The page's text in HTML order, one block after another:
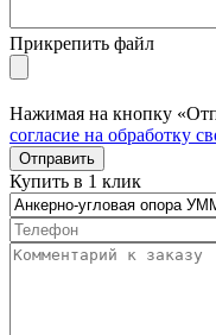
Прикрепить файл
Нажимая на кнопку
согласие на обработку
Отправить
Купить в 1 клик